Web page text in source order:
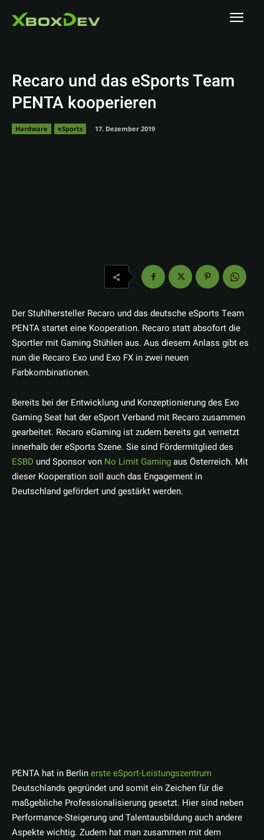
Recaro und das eSports Team
PENTA kooperieren
Hardware eSports 17. Dezember 2019
Der Stuhlhersteller Recaro und das deutsche eSports Team
PENTA startet eine Kooperation. Recaro statt absofort die
Sportler mit Gaming Stühlen aus. Aus diesem Anlass gibt es
nun die Recaro Exo und Exo FX in zwei neuen
Farbkombinationen.
Bereits bei der Entwicklung und Konzeptionierung des Exo
Gaming Seat hat der eSport Verband mit Recaro zusammen
gearbeitet. Recaro eGaming ist zudem bereits gut vernetzt
innerhalb der eSports Szene. Sie sind Fördermitglied des
ESBD und Sponsor von No Limit Gamingaus Österreich. Mit
dieser Kooperation soll auch das Engagement in
Deutschland gefördert und gestärkt werden.
PENTA hat in Berlinerste eSport-Leistungszentrum
Deutschlands gegründet und somit ein Zeichen für die
maßgebliche Professionalisierung gesetzt. Hier sind neben
Performance-Steigerung und Talentausbildung auch andere
Aspekte wichtig. Zudem hat man zusammen mit dem